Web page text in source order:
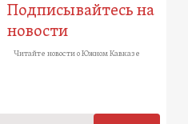
Подписывайтесь на
новости
Читайте новости о Южном Кавказе